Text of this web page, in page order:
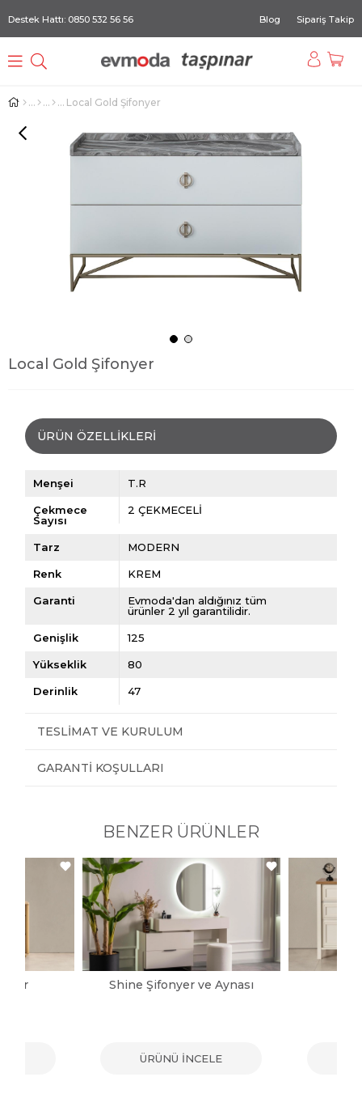
Destek Hattı: 0850 532 56 56 Blog Sipariş Takip
Local Gold Şifonyer
Local Gold Şifonyer
ÜRÜN ÖZELLIKLERI
Menşei T.R
Çekmece
Sayısı
2 ÇEKMECELİ
Tarz MODERN
Renk KREM
Garanti
Evmoda'dan aldığınız tüm
ürünler 2 yıl garantilidir.
Genişlik 125
Yükseklik 80
Derinlik 47
TESLIMAT VE KURULUM
GARANTI KOŞULLARI
BENZER ÜRÜNLER
Shine Şifonyer ve Aynası
ÜRÜNÜ İNCELE